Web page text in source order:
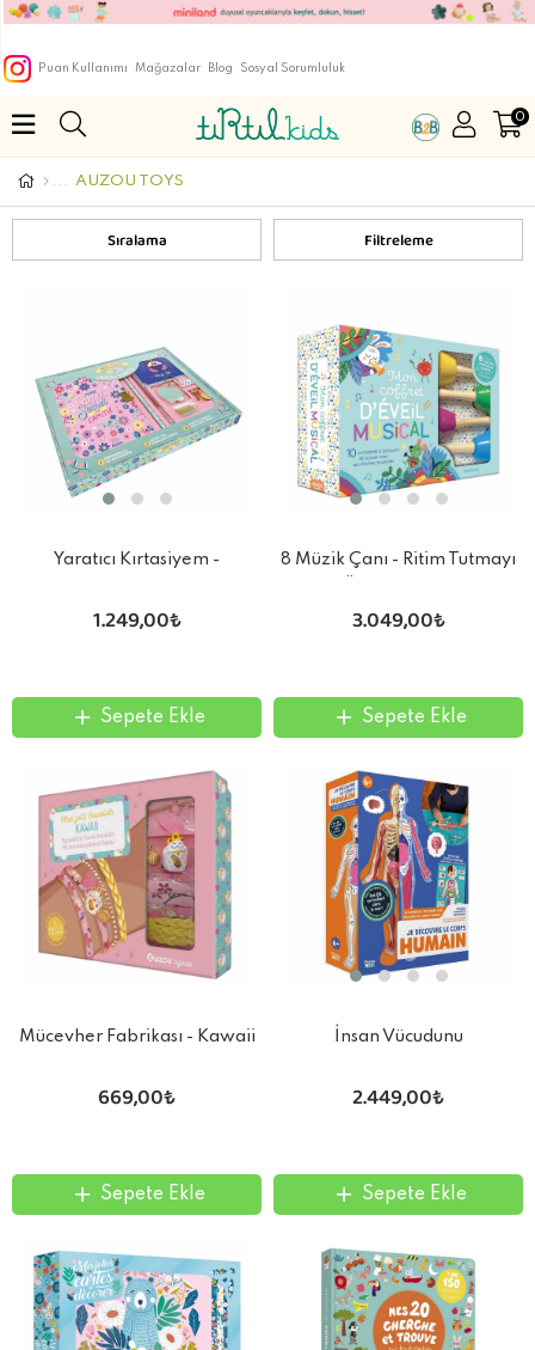
Puan Kullanımı Mağazalar Blog Sosyal Sorumluluk
0
AUZOU TOYS
Filtreleme
Sıralama
Yaratıcı Kırtasiyem -
1.249,00₺
Sepete Ekle
8 Müzik Çanı - Ritim Tutmayı
3.049,00₺
Sepete Ekle
Mücevher Fabrikası - Kawaii
669,00₺
Sepete Ekle
İnsan Vücudunu
ve Kitap
2.449,00₺
Sepete Ekle